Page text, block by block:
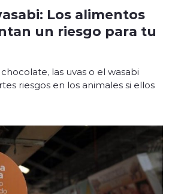
Los alimentos
un riesgo para tu
las uvas o el wasabi
riesgos en los animales si ellos